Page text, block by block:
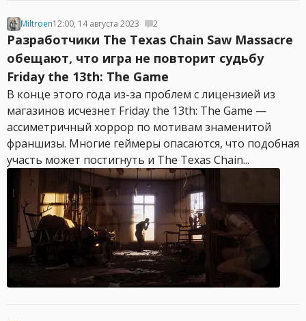
Miltroen12:00, 14 августа 2023 2
Разработчики The Texas Chain Saw Massacre
обещают, что игра не повторит судьбу
Friday the 13th: The Game
В конце этого года из-за проблем с лицензией из
магазинов исчезнет Friday the 13th: The Game —
ассиметричный хоррор по мотивам знаменитой
франшизы. Многие геймеры опасаются, что подобная
участь может постигнуть и The Texas Chain...